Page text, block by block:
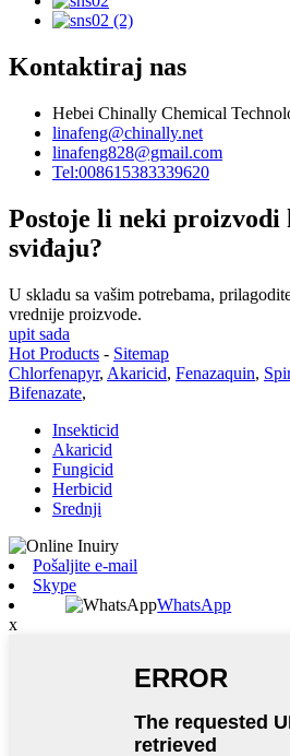
Kontaktiraj nas
Hebei Chinally Chemical
linafeng@chinally.net
linafeng828@gmail.com
Tel:008615383339620
Postoje li neki proizvodi
sviđaju?
U skladu sa vašim potrebama,
vrednije proizvode.
upit sada
Hot Products - Sitemap
Chlorfenapyr, Akaricid, Fenazaquin,
Bifenazate,
Insekticid
Akaricid
Fungicid
Herbicid
Srednji
Pošaljite e-mail
Skype
WhatsApp
x